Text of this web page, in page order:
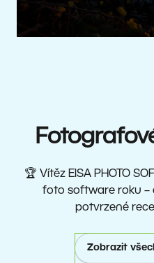
🏆 Vítěz EISA PHOTO
foto software roku –
potvrzené
Zobrazit